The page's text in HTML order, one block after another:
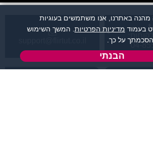
04-
מהנה באתרנו, אנו משתמשים בעוגיות
מדיניות הפרטיות . המשך השימוש
על כך.
הבנתי